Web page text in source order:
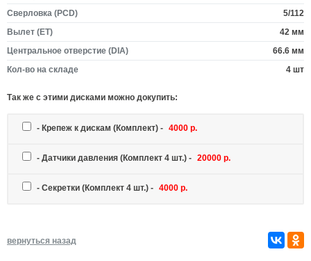
Сверловка (PCD)
5/112
Вылет (ET)
42 мм
Центральное отверстие (DIA)
66.6 мм
Кол-во на складе
4 шт
Так же c этими дисками можно докупить:
- Крепеж к дискам (Комплект) - 4000 р.
- Датчики давления (Комплект 4 шт.) - 20000 р.
- Секретки (Комплект 4 шт.) - 4000 р.
вернуться назад